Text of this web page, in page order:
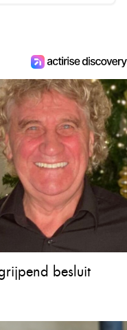
besluit